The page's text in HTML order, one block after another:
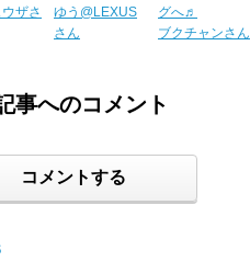
ザさ
ゆう@LEXUS
さん
グへ♬
ブクチャンさん
事へのコメント
コメントする